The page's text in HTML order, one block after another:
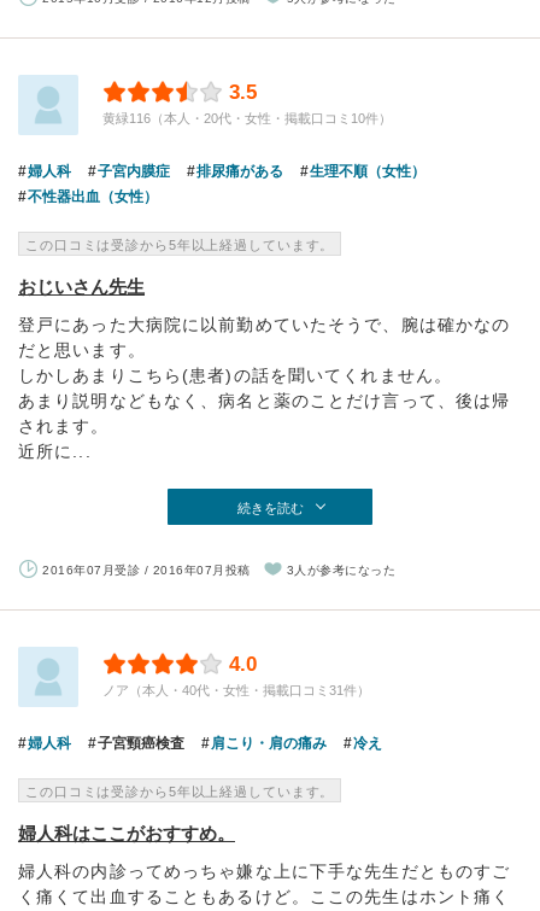
3.5
黄緑116（本人・20代・女性・掲載口コミ10件）
婦人科 子宮内膜症 排尿痛がある
生理不順（女性）
不性器出血（女性）
この口コミは受診から5年以上経過しています。
おじいさん先生
登戸にあった大病院に以前勤めていたそうで、腕は確かなの
だと思います。
しかしあまりこちら(患者)の話を聞いてくれません。
あまり説明などもなく、病名と薬のことだけ言って、後は帰
されます。
近所に...
続きを読む
2016年07月受診 / 2016年07月投稿 3人が参考になった
4.0
ノア（本人・40代・女性・掲載口コミ31件）
婦人科 子宮頸癌検査 肩こり・肩の痛み 冷え
この口コミは受診から5年以上経過しています。
婦人科はここがおすすめ。
婦人科の内診ってめっちゃ嫌な上に下手な先生だとものすご
く痛くて出血することもあるけど。ここの先生はホント痛く